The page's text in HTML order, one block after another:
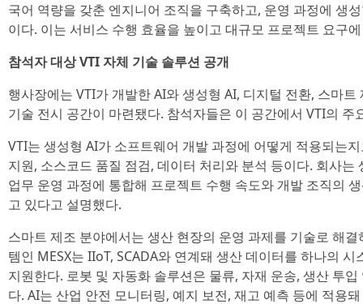
국어 역량을 갖춘 엔지니어 조직을 구축하고, 운영 과정에 생
이다. 이는 서비스 수행 효율을 높이고 대규모 프로젝트 요구
참석자 대상 VTI 자체 기술 솔루션 공개
행사장에는 VTI가 개발한 AI와 생성형 AI, 디지털 전환, 스마
기술 전시 공간이 마련됐다. 참석자들은 이 공간에서 VTI의
VTI는 생성형 AI가 소프트웨어 개발 과정에 어떻게 적용되는
지원, 소스코드 품질 점검, 데이터 처리와 분석 등이다. 회사
업무 운영 과정에 통합해 프로젝트 수행 속도와 개발 조직의
고 있다고 설명했다.
스마트 제조 분야에서는 생산 현장의 운영 과제를 기술로 해
템인 MESX는 IIoT, SCADA와 연계돼 생산 데이터를 하나의
지원한다. 로봇 및 자동화 솔루션은 물류, 자재 운송, 생산 투
다. AI는 산업 안전 모니터링, 예지 보전, 재고 예측 등에 적용